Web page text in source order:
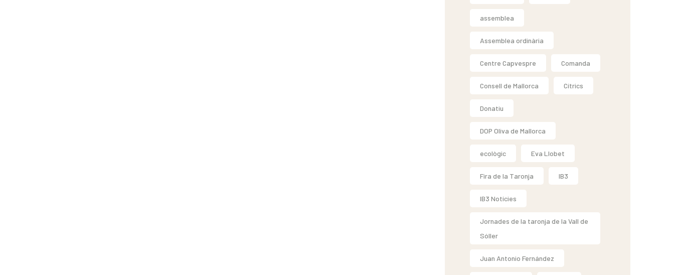
assemblea
Assemblea ordinària
Centre Capvespre Comanda
Consell de Mallorca Cítrics
Donatiu
DOP Oliva de Mallorca
ecològic Eva Llobet
Fira de la Taronja IB3
IB3 Notícies
Jornades de la taronja de la Vall de
Sóller
Juan Antonio Fernández